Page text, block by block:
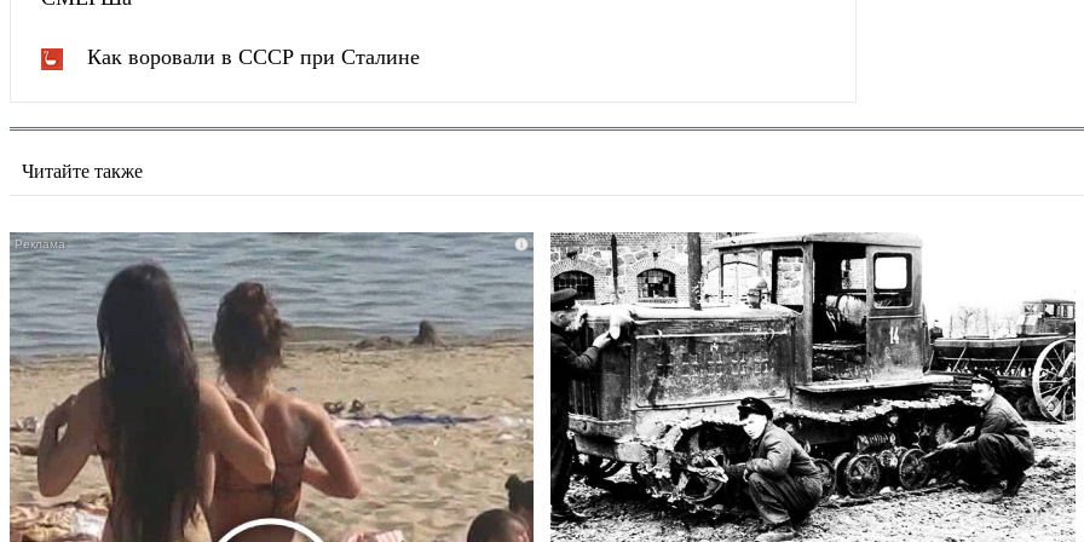
Как воровали в СССР при Сталине
Читайте также
i